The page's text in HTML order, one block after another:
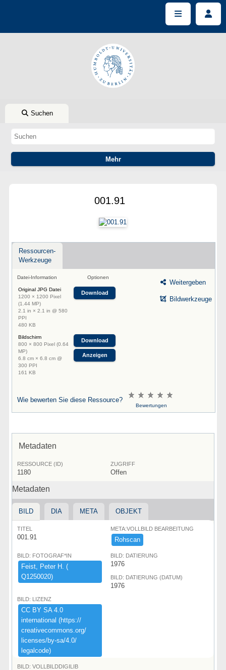
Suchen
001.91
Ressourcen-
Werkzeuge
Datei-Information Optionen
Original JPG Datei
1200 × 1200 Pixel
(1.44 MP)
2.1 in × 2.1 in @ 580
PPI
480 KB
Download
Bildschirm
800 × 800 Pixel (0.64
MP)
6.8 cm × 6.8 cm @
300 PPI
161 KB
Download
Anzeigen
Weitergeben
Bildwerkzeuge
Wie bewerten Sie diese Ressource?
Bewertungen
Metadaten
RESSOURCE (ID)
1180
ZUGRIFF
Offen
Metadaten
BILD DIA META OBJEKT
TITEL
001.91
META:VOLLBILD BEARBEITUNG
Rohscan
BILD: FOTOGRAF*IN
Feist,​ ​Peter ​H.​ ​(​
Q1250020)​
BILD: DATIERUNG
1976
BILD: DATIERUNG (DATUM)
1976
BILD: LIZENZ
CC ​BY ​SA ​4.​0 ​
international ​(​https:​/​/​
creativecommons.​org/​
licenses/​by-​sa/​4.​0/​
legalcode)​
BILD: VOLLBILDDIGILIB